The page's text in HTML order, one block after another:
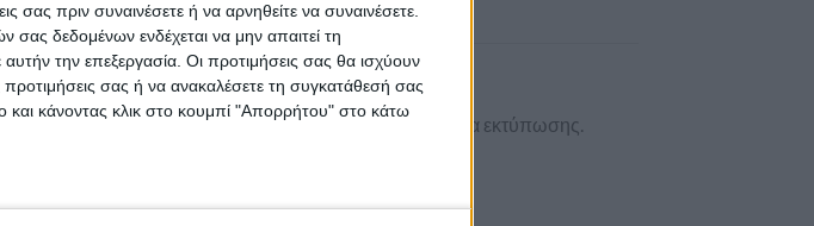
σας πριν συναινέσετε ή να αρνηθείτε να συναινέσετε.
δεδομένων ενδέχεται να μην απαιτεί τη
την επεξεργασία. Οι προτιμήσεις σας θα ισχύουν
σας ή να ανακαλέσετε τη συγκατάθεσή σας
και κάνοντας κλικ στο κουμπί "Απορρήτου" στο κάτω
ΑΓΟΡΆΣ
15×15 εκατοστά με το φάκελό του. Κορυφαία ποιότητα εκτύπωσης.